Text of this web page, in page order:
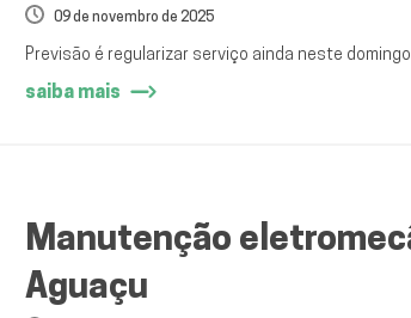
09 de novembro de 2025
Previsão é regularizar serviço ainda neste domingo
saiba mais
Manutenção
Aguaçu